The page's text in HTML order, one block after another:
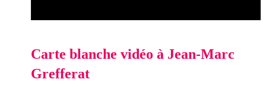
Carte blanche vidéo à Jean-Marc
Grefferat